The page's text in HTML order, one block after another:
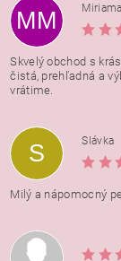
Vložením
osobných údajov
MM
Skvelý obchod s
čistá, prehľadná a
vrátime.
S
Slávka
Milý a nápomocný